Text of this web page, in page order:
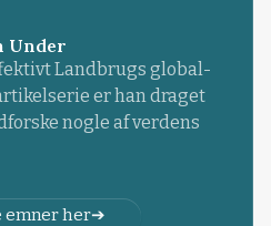
Under
Landbrugs global-
er han draget
nogle af verdens
emner her